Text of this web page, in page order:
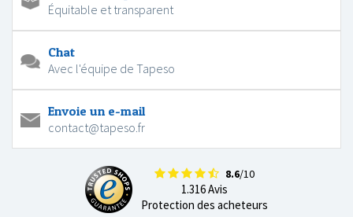
Équitable et transparent
Chat
Avec l'équipe de Tapeso
Envoie un e-mail
contact@tapeso.fr
8.6/10
1.316 Avis
Protection des acheteurs